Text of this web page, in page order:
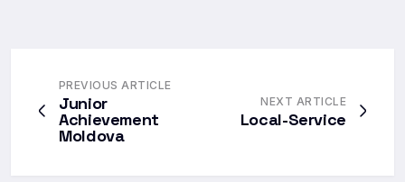
PREVIOUS ARTICLE
Junior
Achievement
Moldova
NEXT ARTICLE
Local-Service